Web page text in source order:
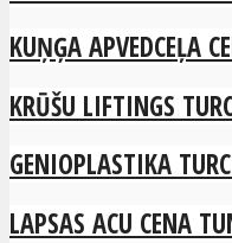
KUŅĢA APVEDCEĻA
KRŪŠU LIFTINGS
GENIOPLASTIKA
LAPSAS ACU CENA